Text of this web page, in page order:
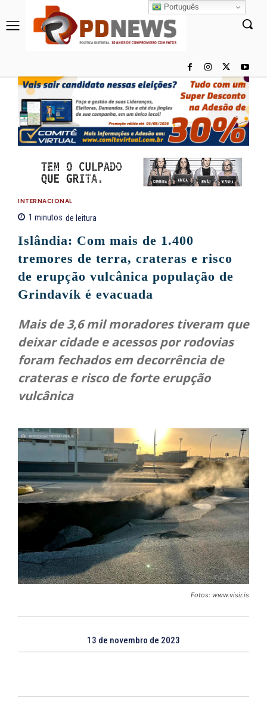
INTERNACIONAL
1 minutos de leitura
Islândia: Com mais de 1.400
tremores de terra, crateras e risco
de erupção vulcânica população de
Grinda­vík é evacuada
Mais de 3,6 mil moradores tiveram que
deixar cidade e acessos por rodovias
foram fechados em decorrência de
crateras e risco de forte erupção
vulcânica
Fotos: www.visir.is
13 de novembro de 2023
Português